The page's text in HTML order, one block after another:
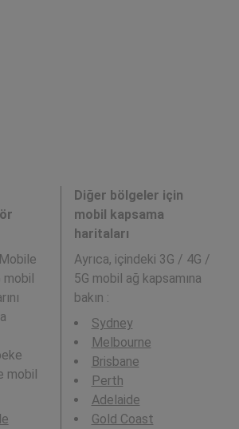
mobil
mobil
Diğer bölgeler için
mobil kapsama
haritaları
Ayrıca, içindeki 3G / 4G /
5G mobil ağ kapsamına
bakın :
Sydney
Melbourne
Brisbane
Perth
Adelaide
Gold Coast